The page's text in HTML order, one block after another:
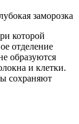
заморозка
которой
отделение
образуются
и клетки.
сохраняют